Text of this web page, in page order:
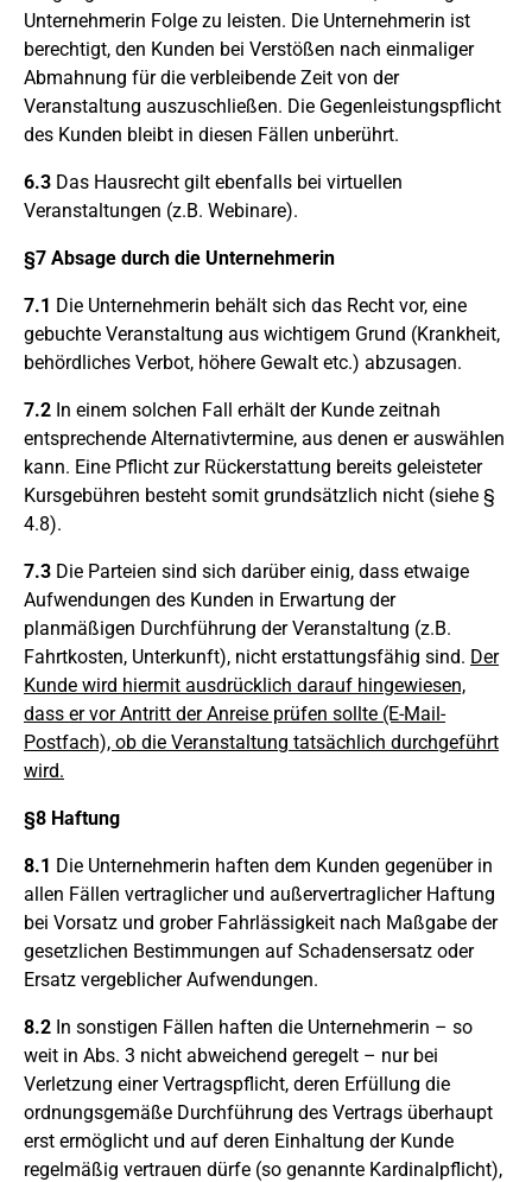
Unternehmerin Folge zu leisten. Die Unternehmerin ist
berechtigt, den Kunden bei Verstößen nach einmaliger
Abmahnung für die verbleibende Zeit von der
Veranstaltung auszuschließen. Die Gegenleistungspflicht
des Kunden bleibt in diesen Fällen unberührt.
6.3 Das Hausrecht gilt ebenfalls bei virtuellen
Veranstaltungen (z.B. Webinare).
§7 Absage durch die Unternehmerin
7.1 Die Unternehmerin behält sich das Recht vor, eine
gebuchte Veranstaltung aus wichtigem Grund (Krankheit,
behördliches Verbot, höhere Gewalt etc.) abzusagen.
7.2 In einem solchen Fall erhält der Kunde zeitnah
entsprechende Alternativtermine, aus denen er auswählen
kann. Eine Pflicht zur Rückerstattung bereits geleisteter
Kursgebühren besteht somit grundsätzlich nicht (siehe §
4.8).
7.3 Die Parteien sind sich darüber einig, dass etwaige
Aufwendungen des Kunden in Erwartung der
planmäßigen Durchführung der Veranstaltung (z.B.
Fahrtkosten, Unterkunft), nicht erstattungsfähig sind. Der
Kunde wird hiermit ausdrücklich darauf hingewiesen,
dass er vor Antritt der Anreise prüfen sollte (E-Mail-
Postfach), ob die Veranstaltung tatsächlich durchgeführt
wird.
§8 Haftung
8.1 Die Unternehmerin haften dem Kunden gegenüber in
allen Fällen vertraglicher und außervertraglicher Haftung
bei Vorsatz und grober Fahrlässigkeit nach Maßgabe der
gesetzlichen Bestimmungen auf Schadensersatz oder
Ersatz vergeblicher Aufwendungen.
8.2 In sonstigen Fällen haften die Unternehmerin – so
weit in Abs. 3 nicht abweichend geregelt – nur bei
Verletzung einer Vertragspflicht, deren Erfüllung die
ordnungsgemäße Durchführung des Vertrags überhaupt
erst ermöglicht und auf deren Einhaltung der Kunde
regelmäßig vertrauen dürfe (so genannte Kardinalpflicht),